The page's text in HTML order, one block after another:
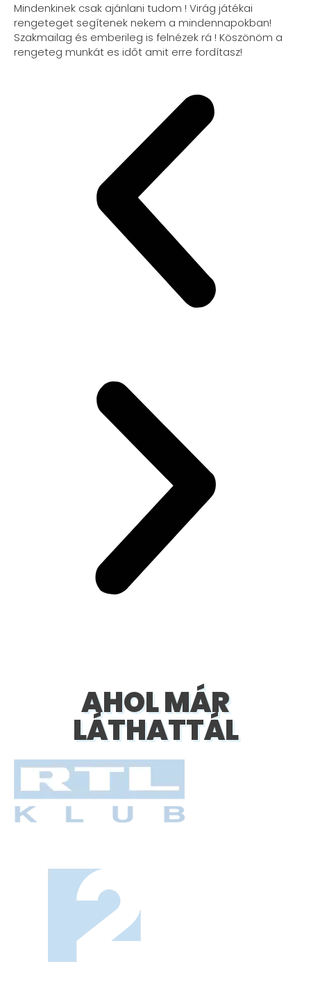
Mindenkinek csak ajánlani tudom ! Virág játékai
rengeteget segítenek nekem a mindennapokban!
Szakmailag és emberileg is felnézek rá ! Köszönöm a
rengeteg munkát es időt amit erre fordítasz!
AHOL MÁR
LÁTHATTÁL